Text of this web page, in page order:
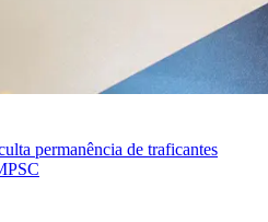
permanência de traficantes